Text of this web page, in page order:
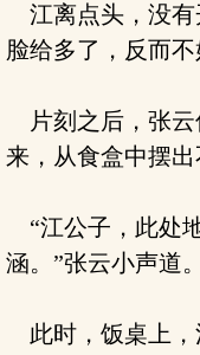
江离点头，没有
脸给多了，反而不
片刻之后，张云
来，从食盒中摆出
“江公子，此处
涵。”张云小声道。
此时，饭桌上，